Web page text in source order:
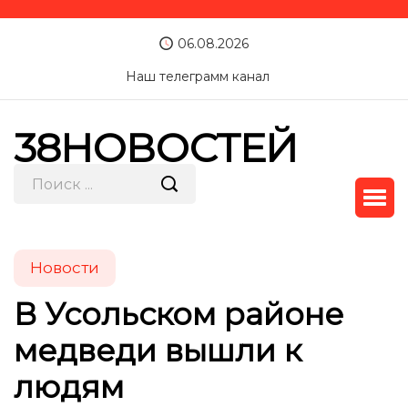
06.08.2026
Наш телеграмм канал
38НОВОСТЕЙ
Новости
В Усольском районе
медведи вышли к
людям